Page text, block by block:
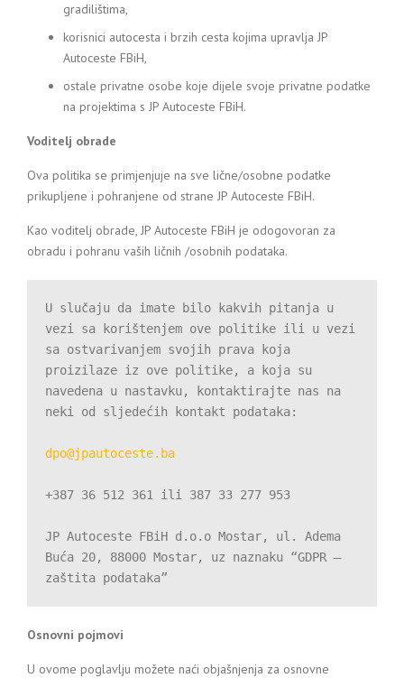
gradilištima,
korisnici autocesta i brzih cesta kojima upravlja JP
Autoceste FBiH,
ostale privatne osobe koje dijele svoje privatne podatke
na projektima s JP Autoceste FBiH.
Voditelj obrade
Ova politika se primjenjuje na sve lične/osobne podatke
prikupljene i pohranjene od strane JP Autoceste FBiH.
Kao voditelj obrade, JP Autoceste FBiH je odogovoran za
obradu i pohranu vaših ličnih /osobnih podataka.
U slučaju da imate bilo kakvih pitanja u
vezi sa korištenjem ove politike ili u vezi
sa ostvarivanjem svojih prava koja
proizilaze iz ove politike, a koja su
navedena u nastavku, kontaktirajte nas na
neki od sljedećih kontakt podataka:
dpo@jpautoceste.ba
+387 36 512 361 ili 387 33 277 953
JP Autoceste FBiH d.o.o Mostar, ul. Adema
Buća 20, 88000 Mostar, uz naznaku “GDPR –
zaštita podataka”
Osnovni pojmovi
U ovome poglavlju možete naći objašnjenja za osnovne